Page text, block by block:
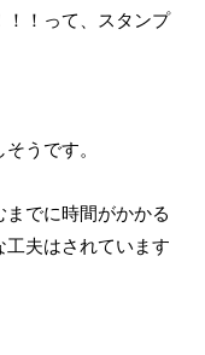
！！って、スタンプ
うです。
でに時間がかかる
工夫はされています